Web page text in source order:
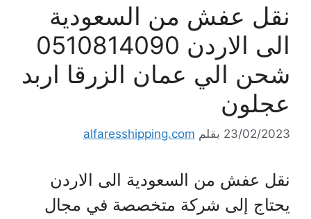
نقل عفش من السعودية
الى الاردن 0510814090
شحن الي عمان الزرقا اربد
عجلون
23/02/2023 بقلم alfaresshipping.com
نقل عفش من السعودية الى الاردن
يحتاج إلى شركة متخصصة في مجال